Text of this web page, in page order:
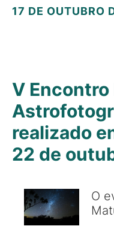
17 DE OUTUBRO
V Encontro
realizado
22 de
O